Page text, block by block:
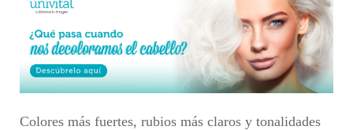
Colores más fuertes, rubios más claros y tonalidades